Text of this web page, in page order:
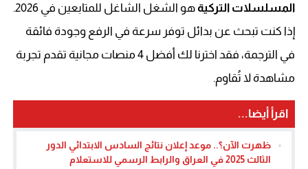
المسلسلات التركية
هو الشغل الشاغل للمتابعين في 2026.
إذا كنت تبحث عن بدائل توفر سرعة في الرفع وجودة فائقة
في الترجمة، فقد اخترنا لك أفضل 4 منصات مجانية تقدم تجربة
مشاهدة لا تُقاوم.
اقرأ أيضا...
ظهرت الآن؟.. موعد إعلان نتائج السادس الابتدائي الدور
الثالث 2025 في العراق والرابط الرسمي للاستعلام